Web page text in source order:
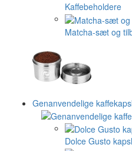
Kaffebeholdere
Matcha-sæt og
Genanvendelige
Dolce Gusto